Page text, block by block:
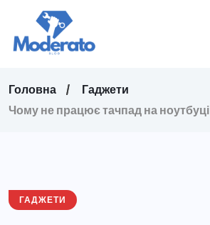
Головна
Гаджети
Чому не працює тачпад на ноутбуці
ГАДЖЕТИ